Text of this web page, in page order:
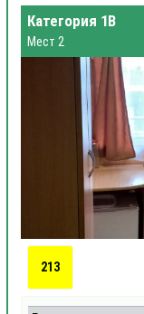
Категория 1В
Мест 2
213